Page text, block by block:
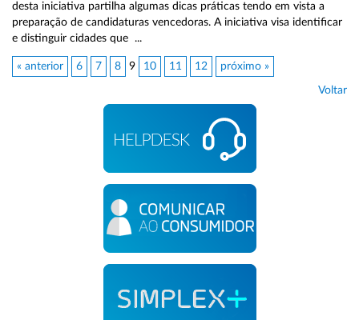
desta iniciativa partilha algumas dicas práticas tendo em vista a
preparação de candidaturas vencedoras. A iniciativa visa identificar
e distinguir cidades que ...
« anterior 6 7 8 9 10 11 12 próximo »
Voltar